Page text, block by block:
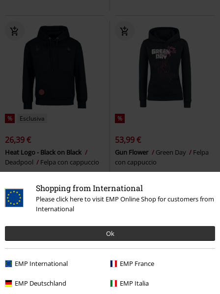
Shopping from International
Please click here to visit EMP Online Shop for customers from
International
Ok
EMP International EMP France
EMP Deutschland EMP Italia
% Esclusiva
26,39 €
Heat Logo - Black on Black
Deadpool
Felpa con cappuccio
%
53,99 €
Gun Flower Green Day
Felpa
con cappuccio